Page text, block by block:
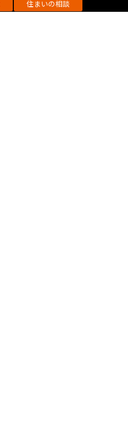
住まいの相談